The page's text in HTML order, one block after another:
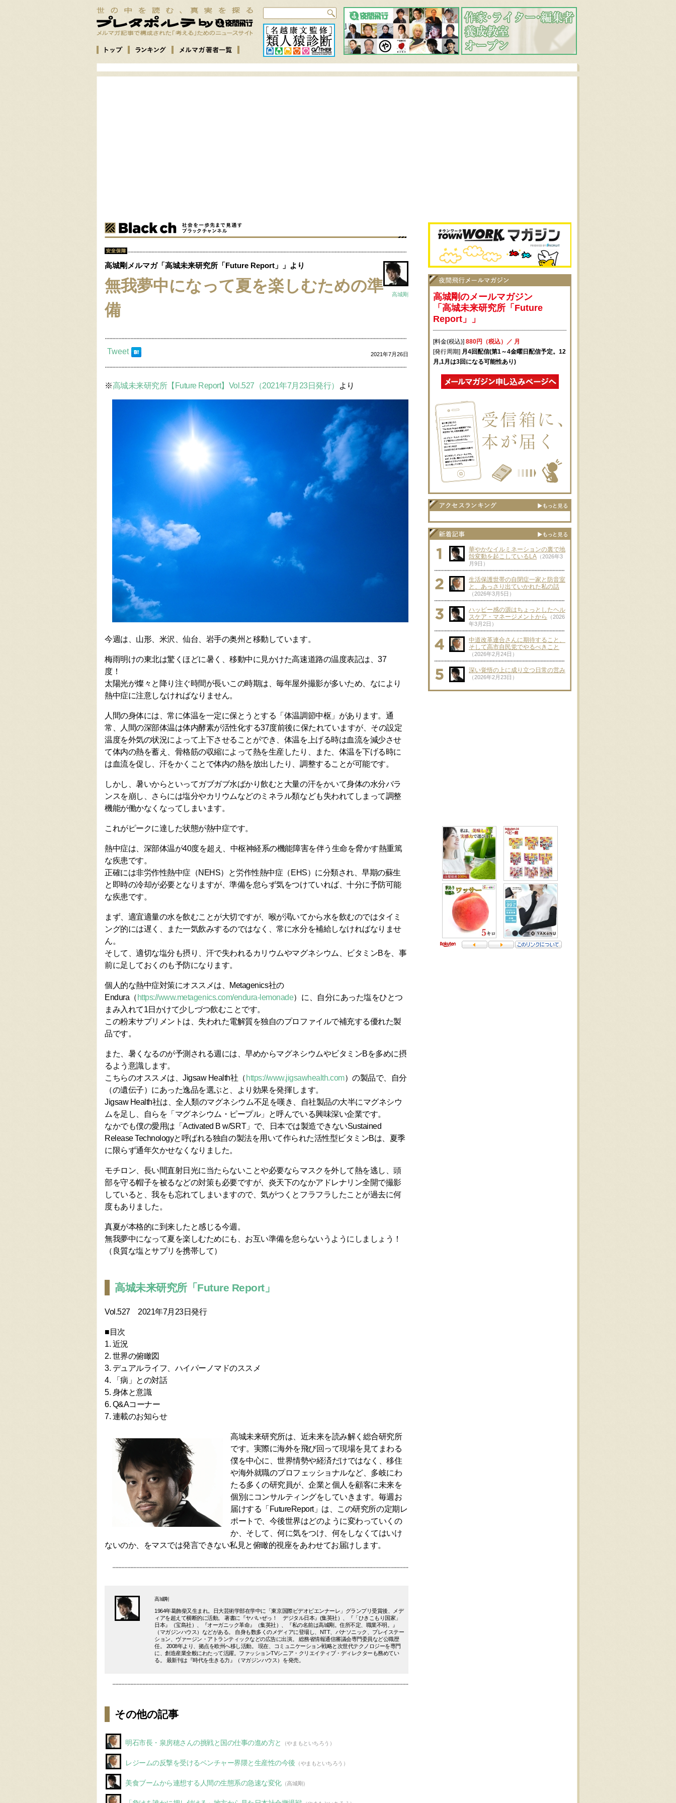
高城剛
高城剛メルマガ「高城未来研究所「Future Report」」より
無我夢中になって夏を楽しむための準
備
2021年7月26日
Tweet
※高城未来研究所【Future Report】Vol.527（2021年7月23日発行） より
今週は、山形、米沢、仙台、岩手の奥州と移動しています。
梅雨明けの東北は驚くほどに暑く、移動中に見かけた高速道路の温度表記は、37
度！
太陽光が燦々と降り注ぐ時間が長いこの時期は、毎年屋外撮影が多いため、なにより
熱中症に注意しなければなりません。
人間の身体には、常に体温を一定に保とうとする「体温調節中枢」があります。通
常、人間の深部体温は体内酵素が活性化する37度前後に保たれていますが、その設定
温度を外気の状況によって上下させることができ、体温を上げる時は血流を減少させ
て体内の熱を蓄え、骨格筋の収縮によって熱を生産したり、また、体温を下げる時に
は血流を促し、汗をかくことで体内の熱を放出したり、調整することが可能です。
しかし、暑いからといってガブガブ水ばかり飲むと大量の汗をかいて身体の水分バラ
ンスを崩し、さらには塩分やカリウムなどのミネラル類なども失われてしまって調整
機能が働かなくなってしまいます。
これがピークに達した状態が熱中症です。
熱中症は、深部体温が40度を超え、中枢神経系の機能障害を伴う生命を脅かす熱重篤
な疾患です。
正確には非労作性熱中症（NEHS）と労作性熱中症（EHS）に分類され、早期の蘇生
と即時の冷却が必要となりますが、準備を怠らず気をつけていれば、十分に予防可能
な疾患です。
まず、適宜適量の水を飲むことが大切ですが、喉が渇いてから水を飲むのではタイミ
ング的には遅く、また一気飲みするのではなく、常に水分を補給しなければなりませ
ん。
そして、適切な塩分も摂り、汗で失われるカリウムやマグネシウム、ビタミンBを、事
前に足しておくのも予防になります。
個人的な熱中症対策にオススメは、Metagenics社の
Endura（ https://www.metagenics.com/endura-lemonade）に、自分にあった塩をひとつ
まみ入れて1日かけて少しづつ飲むことです。
この粉末サプリメントは、失われた電解質を独自のプロファイルで補充する優れた製
品です。
また、暑くなるのが予測される週には、早めからマグネシウムやビタミンBを多めに摂
るよう意識します。
こちらのオススメは、Jigsaw Health社（ https://www.jigsawhealth.com）の製品で、自分
（の遺伝子）にあった逸品を選ぶと、より効果を発揮します。
Jigsaw Health社は、全人類のマグネシウム不足を嘆き、自社製品の大半にマグネシウ
ムを足し、自らを「マグネシウム・ピープル」と呼んでいる興味深い企業です。
なかでも僕の愛用は「Activated B w/SRT」で、日本では製造できないSustained
Release Technologyと呼ばれる独自の製法を用いて作られた活性型ビタミンBは、夏季
に限らず通年欠かせなくなりました。
モチロン、長い間直射日光に当たらないことや必要ならマスクを外して熱を逃し、頭
部を守る帽子を被るなどの対策も必要ですが、炎天下のなかアドレナリン全開で撮影
していると、我をも忘れてしまいますので、気がつくとフラフラしたことが過去に何
度もありました。
真夏が本格的に到来したと感じる今週。
無我夢中になって夏を楽しむためにも、お互い準備を怠らないうようにしましょう！
（良質な塩とサプリを携帯して）
高城未来研究所「Future Report」
Vol.527 2021年7月23日発行
■目次
1. 近況
2. 世界の俯瞰図
3. デュアルライフ、ハイパーノマドのススメ
4. 「病」との対話
5. 身体と意識
6. Q&Aコーナー
7. 連載のお知らせ
高城未来研究所は、近未来を読み解く総合研究所
です。実際に海外を飛び回って現場を見てまわる
僕を中心に、世界情勢や経済だけではなく、移住
や海外就職のプロフェッショナルなど、多岐にわ
たる多くの研究員が、企業と個人を顧客に未来を
個別にコンサルティングをしていきます。毎週お
届けする「FutureReport」は、この研究所の定期レ
ポートで、今後世界はどのように変わっていくの
か、そして、何に気をつけ、何をしなくてはいけ
ないのか、をマスでは発言できない私見と俯瞰的視座をあわせてお届けします。
高城剛
1964年葛飾柴又生まれ。日大芸術学部在学中に「東京国際ビデオビエンナーレ」グランプリ受賞後、メデ
ィアを超えて横断的に活動。 著書に『ヤバいぜっ！ デジタル日本』(集英社）、『「ひきこもり国家」
日本』（宝島社）、『オーガニック革命』（集英社）、『私の名前は高城剛。住所不定、職業不明。』
（マガジンハウス）などがある。 自身も数多くのメディアに登場し、NTT、パナソニック、プレイステー
ション、ヴァージン・アトランティックなどの広告に出演。 総務省情報通信審議会専門委員など公職歴
任。 2008年より、拠点を欧州へ移し活動。 現在、コミュニケーション戦略と次世代テクノロジーを専門
に、創造産業全般にわたって活躍。ファッションTVシニア・クリエイティブ・ディレクターも務めてい
る。 最新刊は『時代を生きる力』（マガジンハウス）を発売。
その他の記事
明石市長・泉房穂さんの挑戦と国の仕事の進め方と （やまもといちろう）
レジームの反撃を受けるベンチャー界隈と生産性の今後 （やまもといちろう）
美食ブームから連想する人間の生態系の急速な変化（高城剛）
高城剛のメールマガジン
「高城未来研究所「Future
Report」」
[料金(税込)] 880円（税込）／ 月
[発行周期] 月4回配信(第1～4金曜日配信予定。12
月,1月は3回になる可能性あり)
華やかなイルミネーションの裏で地
殻変動を起こしているLA （2026年3
月9日）
生活保護世帯の自閉症一家と防音室
と、あっさり出ていかれた私の話
（2026年3月5日）
ハッピー感の源はちょっとしたヘル
スケア・マネージメントから
（2026
年3月2日）
中道改革連合さんに期待すること、
そして高市自民党でやるべきこと
（2026年2月24日）
深い覚悟の上に成り立つ日常の営み
（2026年2月23日）